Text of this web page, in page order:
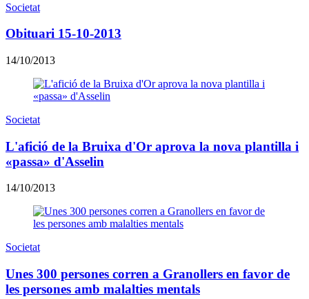
Societat
Obituari 15-10-2013
14/10/2013
Societat
L'afició de la Bruixa d'Or aprova la nova plantilla i
«passa» d'Asselin
14/10/2013
Societat
Unes 300 persones corren a Granollers en favor de
les persones amb malalties mentals